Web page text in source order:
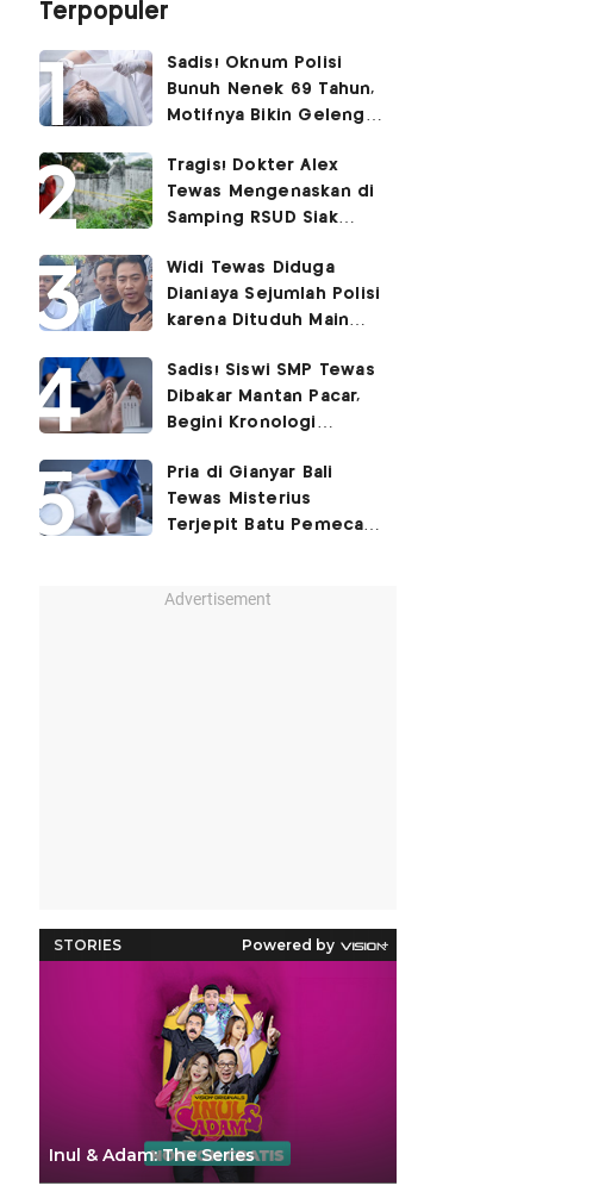
Terpopuler
Sadis! Oknum Polisi
Bunuh Nenek 69 Tahun,
Motifnya Bikin Geleng
Tragis! Dokter Alex
Tewas Mengenaskan di
Samping RSUD Siak
Rocuronium
Widi Tewas Diduga
Dianiaya Sejumlah Polisi
karena Dituduh Main
Sadis! Siswi SMP Tewas
Dibakar Mantan Pacar,
Begini Kronologi
Pria di Gianyar Bali
Tewas Misterius
Terjepit Batu Pemecah
Advertisement